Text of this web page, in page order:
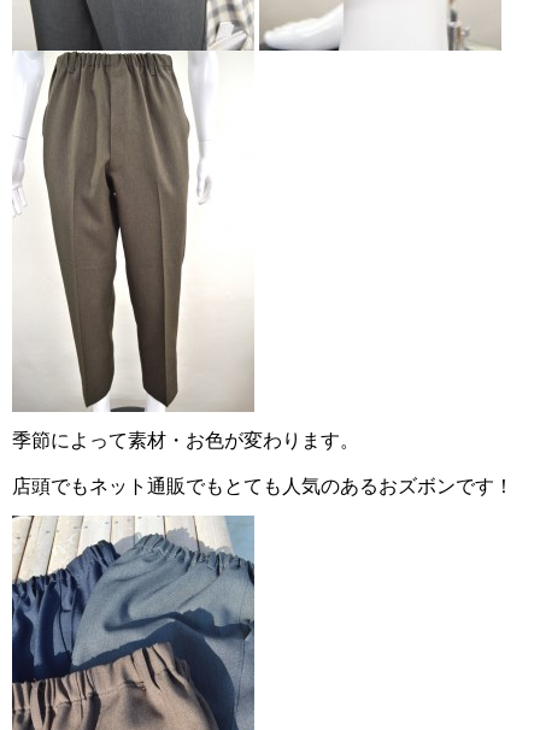
季節によって素材・お色が変わります。
店頭でもネット通販でもとても人気のあるおズボンです！